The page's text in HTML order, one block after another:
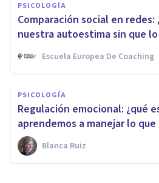
PSICOLOGÍA
Comparación social en
nuestra autoestima sin que
Escuela Europea De Coaching
PSICOLOGÍA
Regulación emocional: ¿qué
aprendemos a manejar lo
Blanca Ruiz